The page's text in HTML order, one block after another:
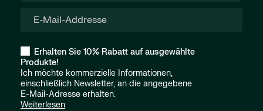
Erhalten Sie 10% Rabatt auf ausgewählte
Produkte!
Ich möchte kommerzielle Informationen,
einschließlich Newsletter, an die angegebene
E-Mail-Adresse erhalten.
Weiterlesen